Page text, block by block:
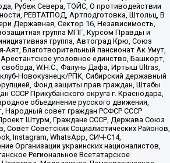
Рубеж Севера, ТОЙС, О противодействии
РЕВТАТПОД, Артподготовка, Штольц, В
Державная, Сектор 16, Независимость,
группа МПГ, Курсом Правды и
группа, Автоград Крю, Союз
Аят, Благотворительный пансионат Ак Умут,
Арестантское уголовное единство, Башкорт,
W.H.С., Фалунь Дафа, Иртыш Ultras,
Новокузнецк/РПК, Сибирский державный
Фонд защиты прав граждан, Штабы
СССР Прикубанского округа г. Краснодара,
объединение русского движения,
Народный совет граждан РСФСР СССР
Штурм, Граждане СССР, Держава Союз
Совет Советских Социалистических Районов,
Instagram, WhatsApp, СИЧ-С14,
Организации украинских националистов,
Региональное Всетатарское